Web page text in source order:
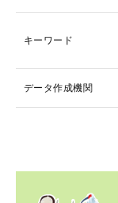
キーワード
データ作成機関